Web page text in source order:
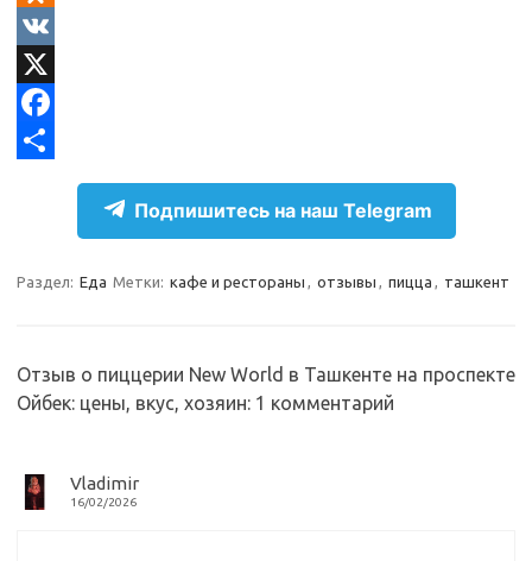
e
e
g
O
d
n
o
s
n
i
V
KX
F
b
o
k
р
в
и
Подпишитесь на наш Telegram
Раздел: Еда Метки: кафе и рестораны отзывы пицца ташкент
Отзыв о пиццерии New World в Ташкенте на проспекте
Ойбек: цены, вкус, хозяин: 1 комментарий
Vladimir
16/02/2026